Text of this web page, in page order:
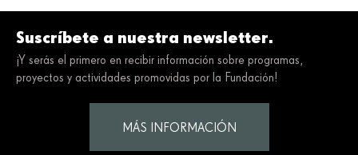
Suscríbete a nuestra newsletter.
¡Y serás el primero en recibir información sobre programas,
proyectos y actividades promovidas por la Fundación!
MÁS INFORMACIÓN